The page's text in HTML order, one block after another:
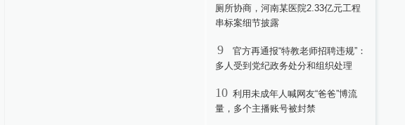
厕所协商，河南某医院2.33亿元工程
串标案细节披露
9
官方再通报“特教老师招聘违规”：
多人受到党纪政务处分和组织处理
10 利用未成年人喊网友“爸爸”博流
量，多个主播账号被封禁